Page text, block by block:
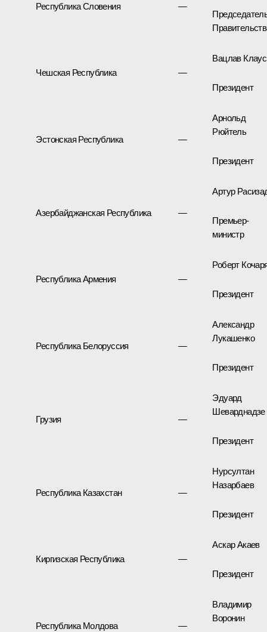
Республика Словения —
Чешская Республика —
Вацлав Клаус
Президент
Эстонская Республика —
Арнольд
Рюйтель
Президент
Азербайджанская Республика —
Артур
Премьер-
министр
Республика Армения —
Роберт
Президент
Республика Белоруссия —
Александр
Лукашенко
Президент
Грузия —
Эдуард
Шеварднадзе
Президент
Республика Казахстан —
Нурсултан
Назарбаев
Президент
Киргизская Республика —
Аскар Акаев
Президент
Республика Молдова —
Владимир
Воронин